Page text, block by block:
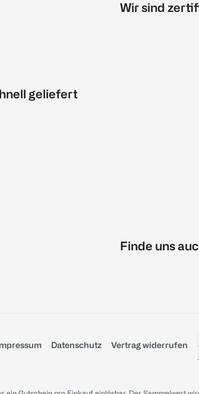
geliefert
Wir sind
Finde uns
Datenschutz Vertrag widerrufen